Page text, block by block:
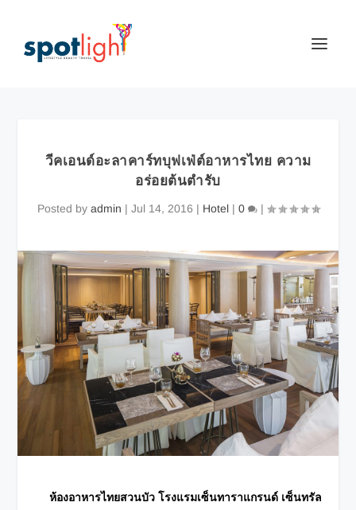
วีคเอนด์อะลาคาร์ทบุฟเฟ่ต์อาหารไทย ความ
อร่อยต้นตำรับ
Posted by admin | Jul 14, 2016 | Hotel| 0 |
ห้องอาหารไทยสวนบัว โรงแรมเซ็นทาราแกรนด์ เซ็นทรัล